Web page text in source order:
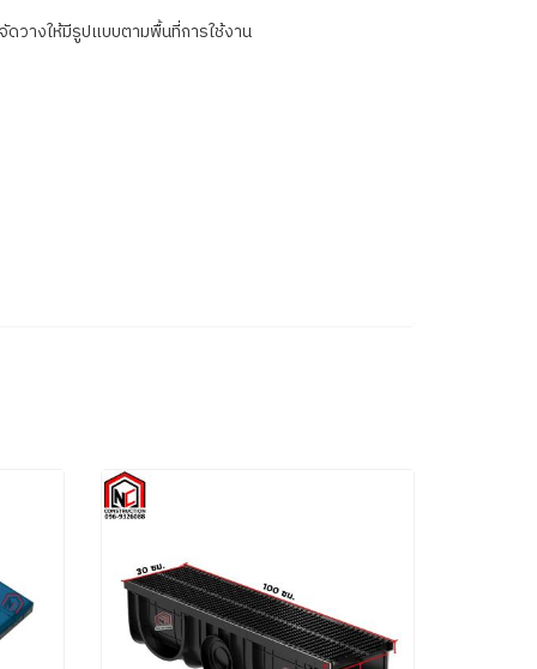
างให้มีรูปแบบตามพื้นที่การใช้งาน